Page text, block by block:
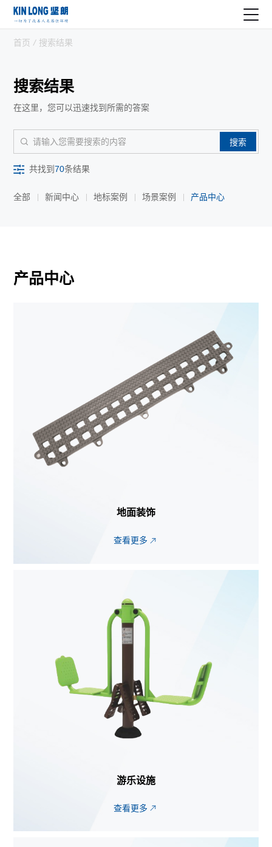
首页 / 搜索结果
搜索结果
在这里，您可以迅速找到所需的答案
搜索
全部 新闻中心 地标案例 场景案例 产品中心
共找到 70条结果
产品中心
地面装饰
查看更多
游乐设施
查看更多